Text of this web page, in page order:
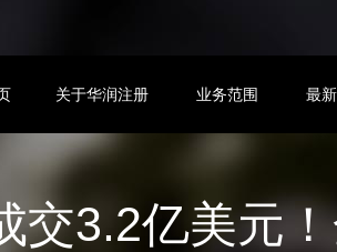
关于华润注册 业务范围 最
交3.2亿美元